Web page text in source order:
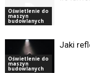
Oświetlenie do
maszyn
budowlanych
Oświetlenie do
maszyn
budowlanych
Jaki